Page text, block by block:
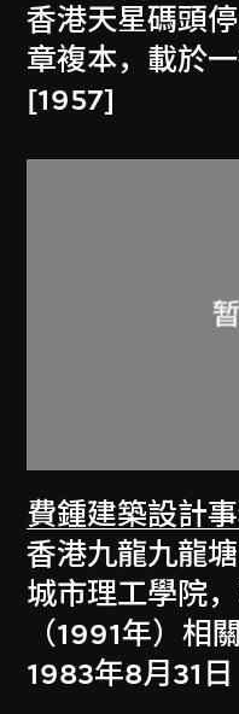
香港天星碼頭
章複本，載於
[1957]
費鍾建築設計
香港九龍九龍
城市理工學院
（1991年）相
1983年8月31日